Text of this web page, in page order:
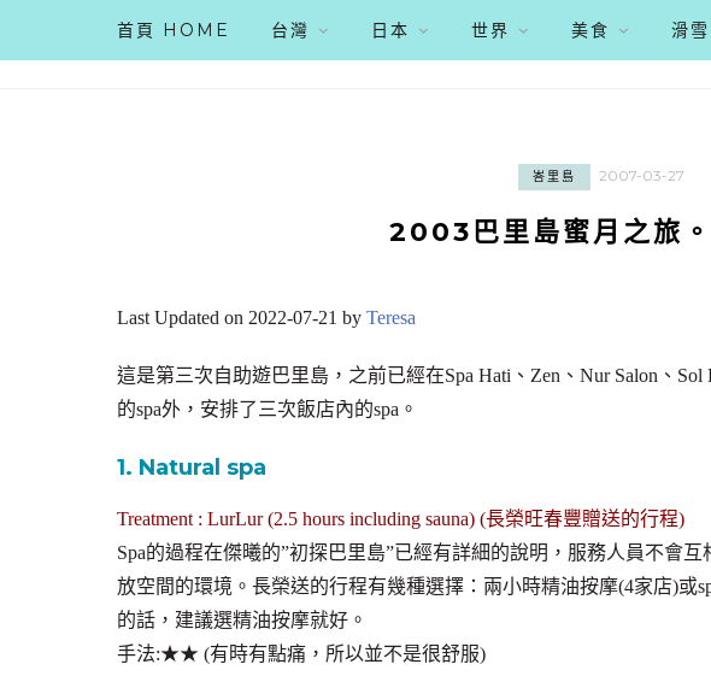
首頁 HOME 台灣 日本 世界 美食 滑雪
峇里島 2007-03-27
2003巴里島蜜月之旅
Last Updated on 2022-07-21 by Teresa
這是第三次自助遊巴里島，之前已經在Spa Hati、Zen、Nur Salon、
的spa外，安排了三次飯店內的spa。
1. Natural spa
Treatment : LurLur (2.5 hours including sauna) (長榮旺春豐贈送的行程)
Spa的過程在傑曦的”初探巴里島”已經有詳細的說明，服務人員不會
放空間的環境。長榮送的行程有幾種選擇：兩小時精油按摩(4家店)或
的話，建議選精油按摩就好。
手法:★★ (有時有點痛，所以並不是很舒服)